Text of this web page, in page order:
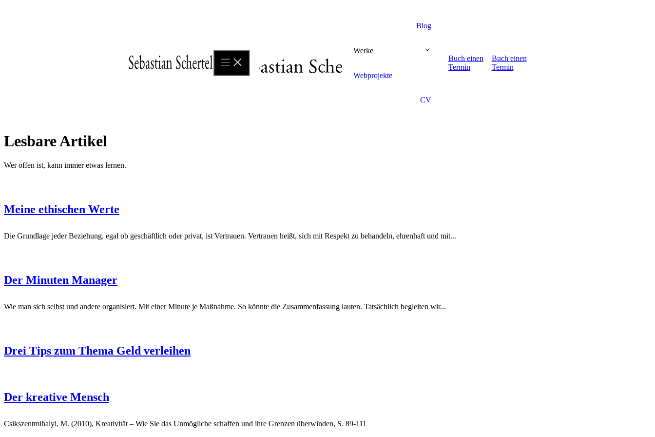
Blog
Werke
Webprojekte
CV
Buch einen
Termin
Buch einen
Termin
Lesbare Artikel
Wer offen ist, kann immer etwas lernen.
Meine ethischen Werte
Die Grundlage jeder Beziehung, egal ob geschäftlich oder privat, ist Vertrauen. Vertrauen heißt, sich mit Respekt zu behandeln, ehrenhaft und mit...
Der Minuten Manager
Wie man sich selbst und andere organisiert. Mit einer Minute je Maßnahme. So könnte die Zusammenfassung lauten. Tatsächlich begleiten wir...
Drei Tips zum Thema Geld verleihen
Der kreative Mensch
Csikszentmihalyi, M. (2010), Kreativität – Wie Sie das Unmögliche schaffen und ihre Grenzen überwinden, S. 89-111